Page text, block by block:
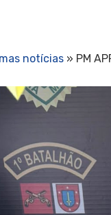
notícias » PM